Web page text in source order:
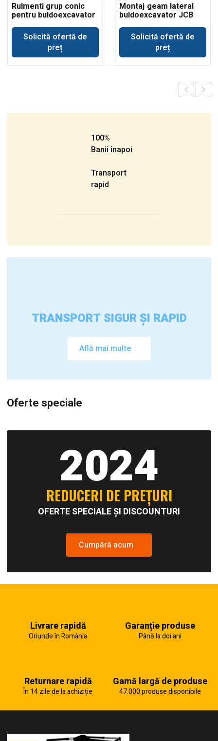
Rulmenti grup conic
pentru buldoexcavator
Solicită ofertă de
preț
Montaj geam lateral
buldoexcavator JCB
Solicită ofertă de
preț
100%
Banii înapoi
Transport
rapid
TRANSPORT SIGUR ȘI RAPID
Află mai multe
Oferte speciale
2024
REDUCERI DE PREȚURI
OFERTE SPECIALE ȘI DISCOUNTURI
Cumpără acum
Livrare rapidă
Oriunde în România
Garanție produse
Până la doi ani
Returnare rapidă
În 14 zile de la achiziție
Gamă largă de produse
47.000 produse disponibile